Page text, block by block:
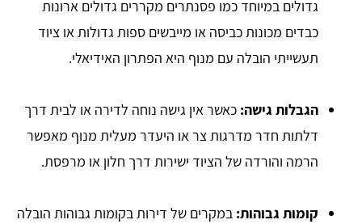
גדולים במיוחד כמו פסנתרים מקררים גדולים ארונות
כבדים מכונות כביסה או מייבשים ספות גדולות או ציוד
תעשייתי הובלה עם מנוף היא הפתרון האידיאלי.
הגבלות גישה: כאשר אין גישה נוחה לדירה או לבית דרך
דלתות חדר מדרגות צר או היעדר מעלית מנוף מאפשר
הרמה והורדה של הציוד ישירות דרך חלון או מרפסת.
קומות גבוהות: במקרים של דירות בקומות גבוהות הובלה